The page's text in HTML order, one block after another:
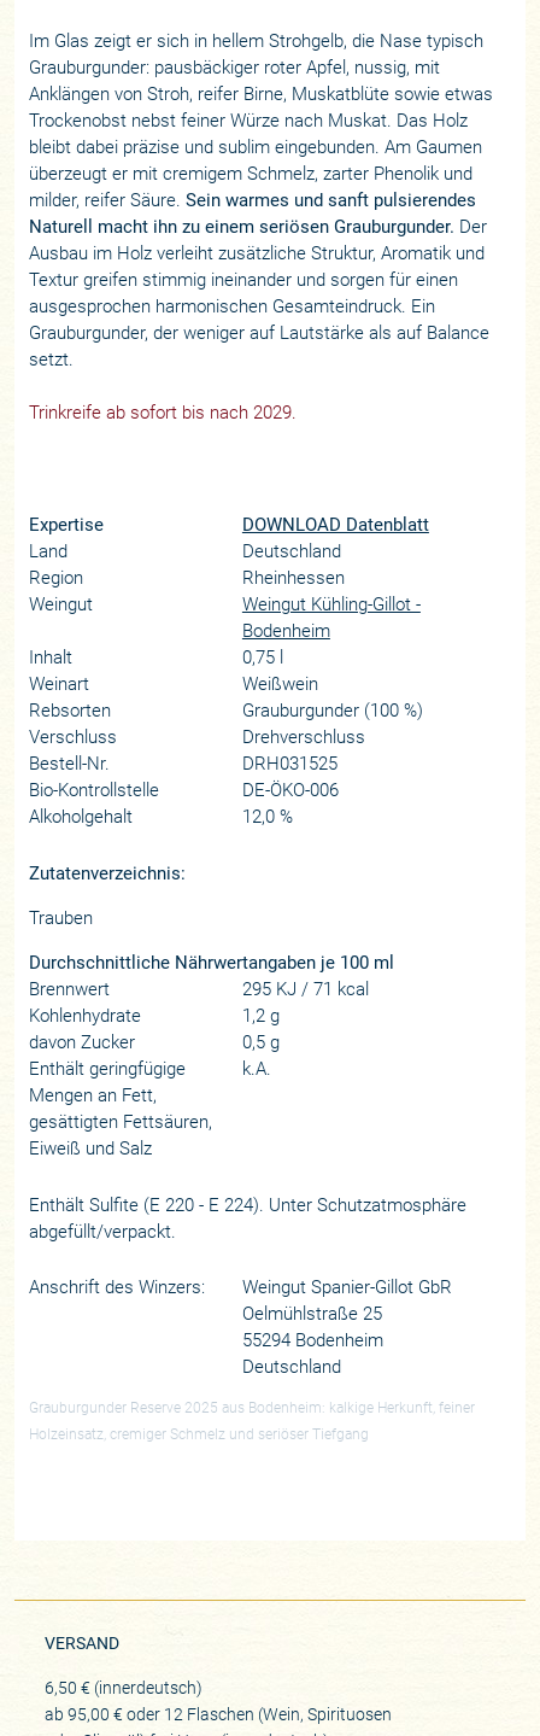
Im Glas zeigt er sich in hellem Strohgelb, die Nase typisch
Grauburgunder: pausbäckiger roter Apfel, nussig, mit
Anklängen von Stroh, reifer Birne, Muskatblüte sowie etwas
Trockenobst nebst feiner Würze nach Muskat. Das Holz
bleibt dabei präzise und sublim eingebunden. Am Gaumen
überzeugt er mit cremigem Schmelz, zarter Phenolik und
milder, reifer Säure.Sein warmes und sanft pulsierendes
Naturell macht ihn zu einem seriösen Grauburgunder. Der
Ausbau im Holz verleiht zusätzliche Struktur, Aromatik und
Textur greifen stimmig ineinander und sorgen für einen
ausgesprochen harmonischen Gesamteindruck. Ein
Grauburgunder, der weniger auf Lautstärke als auf Balance
setzt.
Trinkreife ab sofort bis nach 2029.
Expertise
DOWNLOAD Datenblatt
Land
Deutschland
Region
Rheinhessen
Weingut
Weingut Kühling-Gillot -
Bodenheim
Inhalt
0,75 l
Weinart
Weißwein
Rebsorten
Grauburgunder (100 %)
Verschluss
Drehverschluss
Bestell-Nr.
DRH031525
Bio-Kontrollstelle
DE-ÖKO-006
Alkoholgehalt
12,0 %
Zutatenverzeichnis:
Trauben
Durchschnittliche Nährwertangaben je 100 ml
Brennwert
295 KJ / 71 kcal
Kohlenhydrate
1,2 g
davon Zucker
0,5 g
Enthält geringfügige
Mengen an Fett,
gesättigten Fettsäuren,
Eiweiß und Salz
k.A.
Enthält Sulfite (E 220 - E 224). Unter Schutzatmosphäre
abgefüllt/verpackt.
Anschrift des Winzers:
Weingut Spanier-Gillot GbR
Oelmühlstraße 25
55294 Bodenheim
Deutschland
Grauburgunder Reserve 2025 aus Bodenheim: kalkige Herkunft, feiner
Holzeinsatz, cremiger Schmelz und seriöser Tiefgang
VERSAND
6,50 € (innerdeutsch)
ab 95,00 € oder 12 Flaschen (Wein, Spirituosen